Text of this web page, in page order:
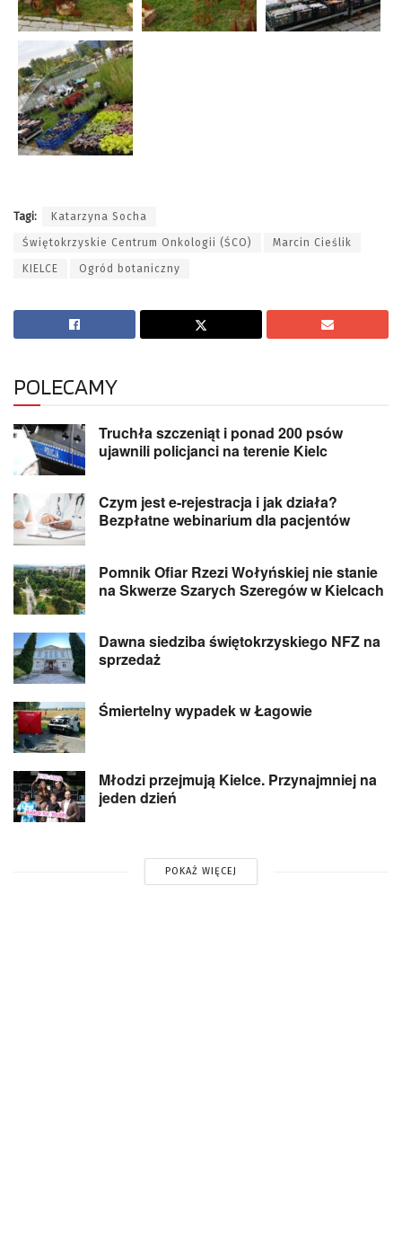
Tagi: Katarzyna Socha
Świętokrzyskie Centrum Onkologii (ŚCO) Marcin Cieślik
KIELCE Ogród botaniczny
POLECAMY
Truchła szczeniąt i ponad 200 psów
ujawnili policjanci na terenie Kielc
Czym jest e-rejestracja i jak działa?
Bezpłatne webinarium dla pacjentów
Pomnik Ofiar Rzezi Wołyńskiej nie stanie
na Skwerze Szarych Szeregów w Kielcach
Dawna siedziba świętokrzyskiego NFZ na
sprzedaż
Śmiertelny wypadek w Łagowie
Młodzi przejmują Kielce. Przynajmniej na
jeden dzień
POKAŻ WIĘCEJ